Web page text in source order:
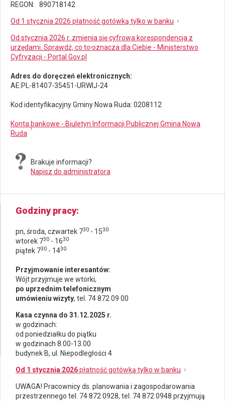
REGON: 890718142
Od 1 stycznia 2026 płatność gotówką tylko w banku
Od stycznia 2026 r. zmienia się cyfrowa korespondencja z
urzędami. Sprawdź, co to oznacza dla Ciebie - Ministerstwo
Cyfryzacji - Portal Gov.pl
Adres do doręczeń elektronicznych:
AE:PL-81407-35451-URWIJ-24
Kod identyfikacyjny Gminy Nowa Ruda: 0208112
Konta bankowe - Biuletyn Informacji Publicznej Gmina Nowa
Ruda
Brakuje informacji?
Napisz do administratora
Godziny pracy
pn, środa, czwartek 730 - 1530
wtorek 730 - 1630
piątek 730 - 1430
Przyjmowanie interesantów:
Wójt przyjmuje we wtorki,
po uprzednim telefonicznym
umówieniu wizyty, tel. 74 872 09 00
Kasa czynna do 31.12.2025 r.
w godzinach:
od poniedziałku do piątku
w godzinach 8.00-13.00
budynek B, ul. Niepodległości 4
Od 1 stycznia 2026płatność gotówką tylko w banku
UWAGA! Pracownicy ds. planowania i zagospodarowania
przestrzennego tel. 74 872 0928, tel. 74 872 0948 przyjmują